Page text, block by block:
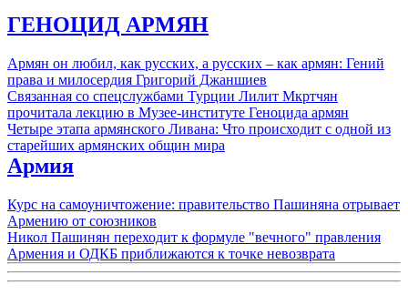
ГЕНОЦИД АРМЯН
Армян он любил, как русских, а русских – как армян: Гений
права и милосердия Григорий Джаншиев
Связанная со спецслужбами Турции Лилит Мкртчян
прочитала лекцию в Музее-институте Геноцида армян
Четыре этапа армянского Ливана: Что происходит с одной из
старейших армянских общин мира
Армия
Курс на самоуничтожение: правительство Пашиняна отрывает
Армению от союзников
Никол Пашинян переходит к формуле "вечного" правления
Армения и ОДКБ приближаются к точке невозврата